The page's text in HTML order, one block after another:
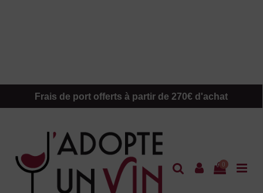
Frais de port offerts à partir de 270€ d'achat
0